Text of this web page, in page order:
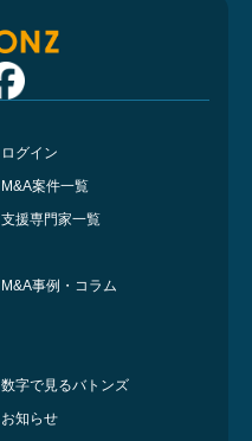
ログイン
M&A案件一覧
支援専門家一覧
M&A事例・コラム
数字で見るバトンズ
お知らせ